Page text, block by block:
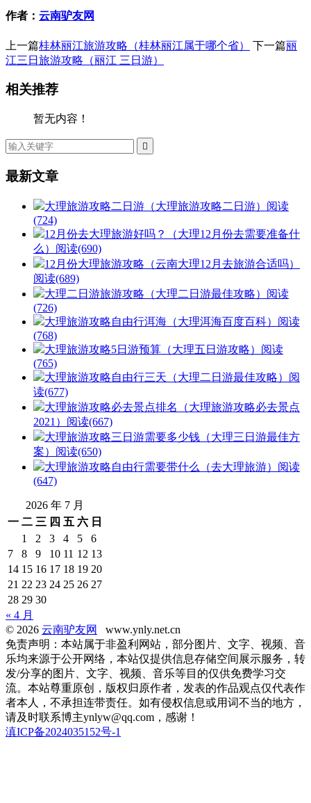
作者： 云南驴友网
上一篇桂林丽江旅游攻略（桂林丽江属于哪个省） 下一篇丽
江三日旅游攻略（丽江 三日游）
相关推荐
暂无内容！

最新文章
大理旅游攻略二日游（大理旅游攻略二日游） 阅读
(724)
12月份去大理旅游好吗？（大理12月份去需要准备什
么） 阅读(690)
12月份大理旅游攻略（云南大理12月去旅游合适吗）
阅读(689)
大理二日游旅游攻略（大理二日游最佳攻略） 阅读
(726)
大理旅游攻略自由行洱海（大理洱海百度百科） 阅读
(768)
大理旅游攻略5日游预算（大理五日游攻略） 阅读
(765)
大理旅游攻略自由行三天（大理二日游最佳攻略） 阅
读(677)
大理旅游攻略必去景点排名（大理旅游攻略必去景点
2021） 阅读(667)
大理旅游攻略三日游需要多少钱（大理三日游最佳方
案） 阅读(650)
大理旅游攻略自由行需要带什么（去大理旅游） 阅读
(647)
2026 年 7 月
一 二 三 四 五 六 日
1
2 3 4 5
6
7
8 9 10 11 12 13
14 15 16 17 18 19 20
21 22 23 24 25 26 27
28 29 30
« 4 月
© 2026 云南驴友网
www.ynly.net.cn
免责声明：本站属于非盈利网站，部分图片、文字、视频、音
乐均来源于公开网络，本站仅提供信息存储空间展示服务，转
发/分享的图片、文字、视频、音乐等目的仅供免费学习交
流。本站尊重原创，版权归原作者，发表的作品观点仅代表作
者本人，不承担连带责任。如有侵权信息或用词不当的地方，
请及时联系博主ynlyw@qq.com，感谢！
滇ICP备2024035152号-1